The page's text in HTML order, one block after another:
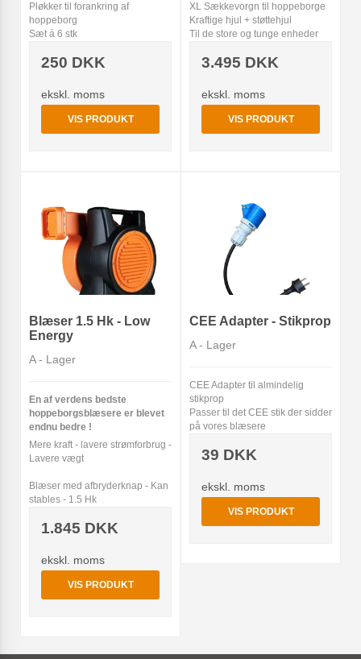
Pløkker til forankring af
hoppeborg
Sæt á 6 stk
250 DKK
ekskl. moms
VIS PRODUKT
XL Sækkevorgn til hoppeborge
Kraftige hjul + støttehjul
Til de store og tunge enheder
3.495 DKK
ekskl. moms
VIS PRODUKT
Blæser 1.5 Hk - Low
Energy
A - Lager
En af verdens bedste
hoppeborgsblæsere er blevet
endnu bedre !
Mere kraft - lavere strømforbrug -
Lavere vægt
Blæser med afbryderknap - Kan
stables - 1.5 Hk
1.845 DKK
ekskl. moms
VIS PRODUKT
CEE Adapter - Stikprop
A - Lager
CEE Adapter til almindelig
stikprop
Passer til det CEE stik der sidder
på vores blæsere
39 DKK
ekskl. moms
VIS PRODUKT